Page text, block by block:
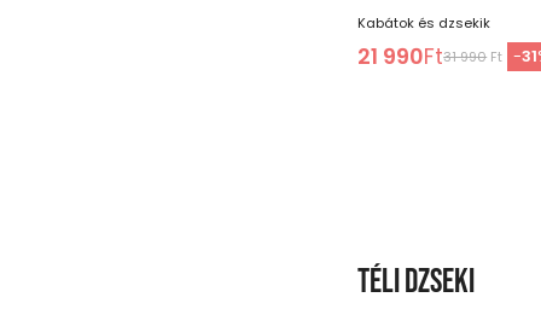
Kabátok és dzsekik
21 990Ft31 990 Ft -31
Téli dzseki